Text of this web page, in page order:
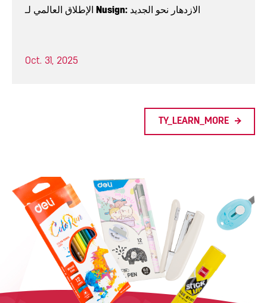
الإطلاق العالمي لـ Nusign: الازدهار نحو الجديد
Oct. 31, 2025
TY_LEARN_MORE